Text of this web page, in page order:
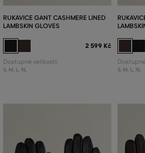
RUKAVICE GANT CASHMERE LINED
LAMBSKIN GLOVES
2 599 Kč
Dostupné velikosti:
S, M, L, XL S, M, L, XL